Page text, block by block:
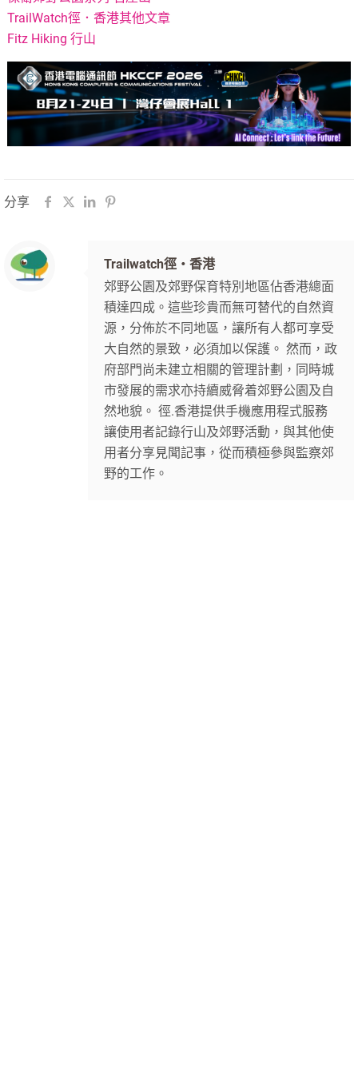
TrailWatch徑．香港其他文章
Fitz Hiking 行山
分享
Trailwatch徑‧香港
郊野公園及郊野保育特別地區佔香港總面
積達四成。這些珍貴而無可替代的自然資
源，分佈於不同地區，讓所有人都可享受
大自然的景致，必須加以保護。 然而，政
府部門尚未建立相關的管理計劃，同時城
市發展的需求亦持續威脅着郊野公園及自
然地貌。 徑.香港提供手機應用程式服務
讓使用者記錄行山及郊野活動，與其他使
用者分享見聞記事，從而積極參與監察郊
野的工作。